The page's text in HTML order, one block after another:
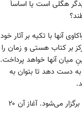
هگلی است یا اساساً
آنها با تکیه بر آثار خود
بر کتاب هستی و زمان را
میان آنها خواهد پرداخت.
دست دهد تا بتوان به
این دوره با تدریس دکتر محمدمهدی اردبیلی در هشت جلسه، روزهای یکشنبه ساعت ۱۴ تا ۱۶ برگزار می‌شود. آغاز آن ۲۰